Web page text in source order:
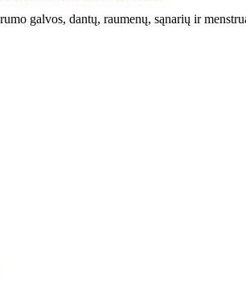
galvos, dantų, raumenų, sąnarių ir